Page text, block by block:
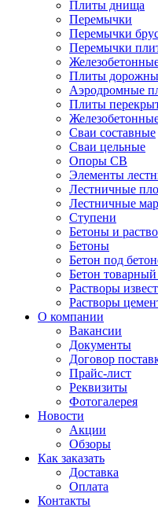
Плиты днища
Перемычки
Перемычки
Перемычки
Плиты
Аэродромные
Плиты
Сваи составные
Сваи цельные
Опоры СВ
Элементы
Лестничные
Лестничные
Ступени
Бетоны и
Бетоны
Бетон под
Бетон
Растворы
Растворы
О компании
Вакансии
Документы
Договор
Прайс-лист
Реквизиты
Фотогалерея
Новости
Акции
Обзоры
Как заказать
Доставка
Оплата
Контакты